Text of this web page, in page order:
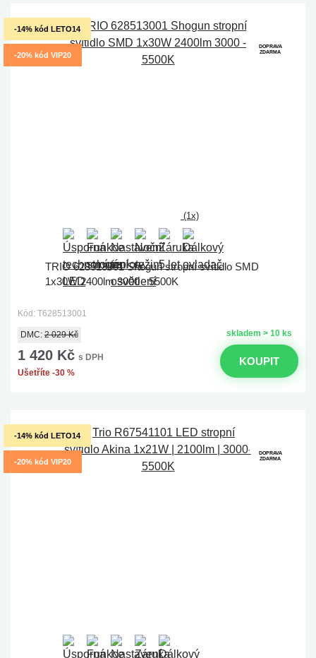
-14% kód LETO14
-20% kód VIP20
DOPRAVA
ZDARMA
(1x)
TRIO 628513001 Shogun stropní svítidlo SMD
1x30W 2400lm 3000 - 5500K
Kód: T628513001
skladem > 10 ks
DMC: 2 029 Kč
1 420 Kč s DPH
Ušetříte -30 %
KOUPIT
-14% kód LETO14
-20% kód VIP20
DOPRAVA
ZDARMA